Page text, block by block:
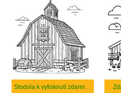
Stodola k vytisknutí zdarma pro děti